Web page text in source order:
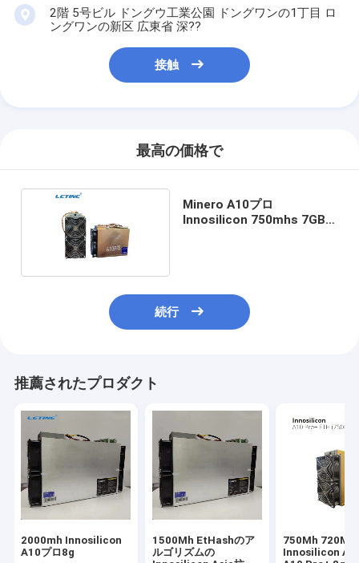
2階 5号ビル ドングウ工業公園 ドングワンの1丁目 ロ
ングワンの新区 広東省 深??
接触
最高の価格で
Minero A10プロ
Innosilicon 750mhs 7GB
続行
推薦されたプロダクト
2000mh Innosilicon
A10プロ8g
1500Mh EtHashのア
ルゴリズムの
750Mh 720Mh
Innosilicon